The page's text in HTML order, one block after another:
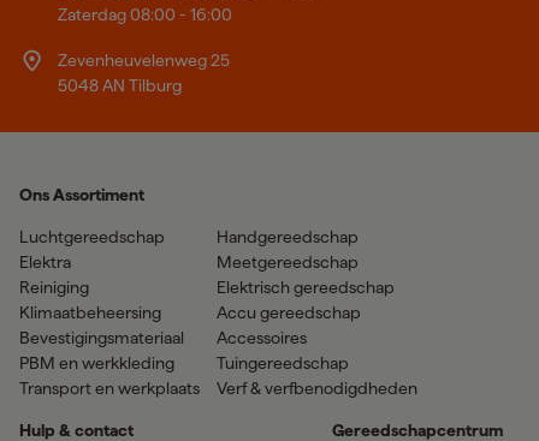
Zaterdag 08:00 - 16:00
Zevenheuvelenweg 25
5048 AN Tilburg
Ons Assortiment
Luchtgereedschap
Elektra
Reiniging
Klimaatbeheersing
Bevestigingsmateriaal
PBM en werkkleding
Transport en werkplaats
Handgereedschap
Meetgereedschap
Elektrisch gereedschap
Accu gereedschap
Accessoires
Tuingereedschap
Verf & verfbenodigdheden
Hulp & contact Gereedschapcentrum